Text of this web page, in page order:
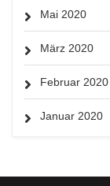
Mai 2020
März 2020
Februar 2020
Januar 2020